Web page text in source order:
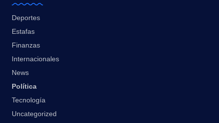
Deportes
Estafas
Finanzas
Internacionales
News
Política
Tecnología
Uncategorized